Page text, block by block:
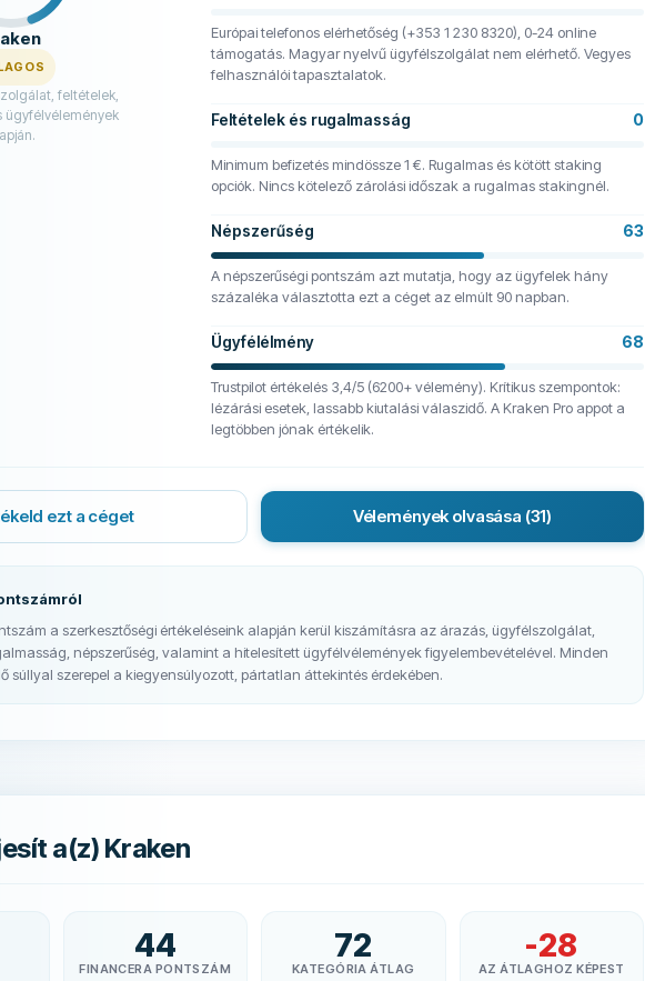
feltételek,
ügyfélvélemények
Európai telefonos elérhetőség (+353 1 230 8320), 0-24 online
támogatás. Magyar nyelvű ügyfélszolgálat nem elérhető. Vegyes
felhasználói tapasztalatok.
Feltételek és rugalmasság 0
Minimum befizetés mindössze 1 €. Rugalmas és kötött staking
opciók. Nincs kötelező zárolási időszak a rugalmas stakingnél.
Népszerűség 63
A népszerűségi pontszám azt mutatja, hogy az ügyfelek hány
százaléka választotta ezt a céget az elmúlt 90 napban.
Ügyfélélmény 68
Trustpilot értékelés 3,4/5 (6200+ vélemény). Krítikus szempontok:
lézárási esetek, lassabb kiutalási válaszidő. A Kraken Pro appot a
legtöbben jónak értékelik.
ezt a céget Vélemények olvasása (31)
a szerkesztőségi értékeléseink alapján kerül kiszámításra az árazás, ügyfélszolgálat,
népszerűség, valamint a hitelesített ügyfélvélemények figyelembevételével. Minden
súllyal szerepel a kiegyensúlyozott, pártatlan áttekintés érdekében.
a(z) Kraken
44
FINANCERA PONTSZÁM
72
KATEGÓRIA ÁTLAG
-28
AZ ÁTLAGHOZ KÉPEST